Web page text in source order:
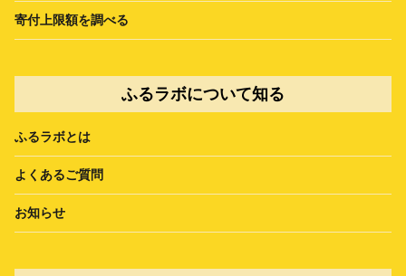
寄付上限額を調べる
ふるラボについて知る
ふるラボとは
よくあるご質問
お知らせ